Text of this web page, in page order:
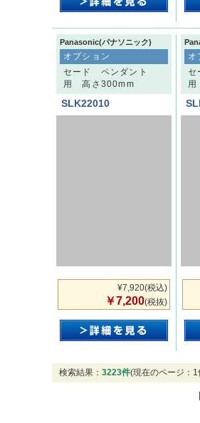
Panasonic(パナソニック)
オプション
セード ペンダント
用 高さ300mm
SLK22010
¥7,920(税込)
￥7,200(税抜)
オ
検索結果： 3223件(現在のページ：